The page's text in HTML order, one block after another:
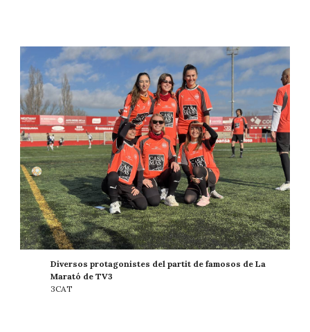
Diversos protagonistes del partit de famosos de La
Marató de TV3
3CAT